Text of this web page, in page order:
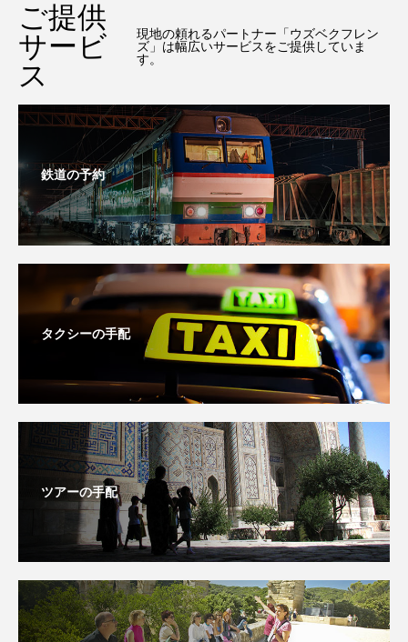
ご提供
サービ
ス
現地の頼れるパートナー「ウズベクフレン
ズ」は幅広いサービスをご提供していま
す。
鉄道の予約
タクシーの手配
ツアーの手配